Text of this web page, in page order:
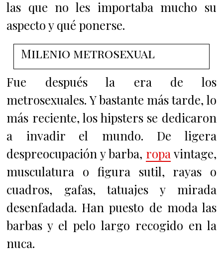
las que no les importaba mucho su
aspecto y qué ponerse.
Milenio metrosexual
Fue después la era de los
metrosexuales. Y bastante más tarde, lo
más reciente, los hipsters se dedicaron
a invadir el mundo. De ligera
despreocupación y barba, ropavintage,
musculatura o figura sutil, rayas o
cuadros, gafas, tatuajes y mirada
desenfadada. Han puesto de moda las
barbas y el pelo largo recogido en la
nuca.